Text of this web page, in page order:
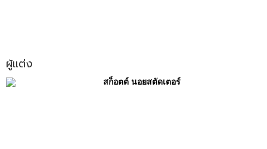
ผู้แต่ง
สก็อตต์ นอยสตัดเตอร์